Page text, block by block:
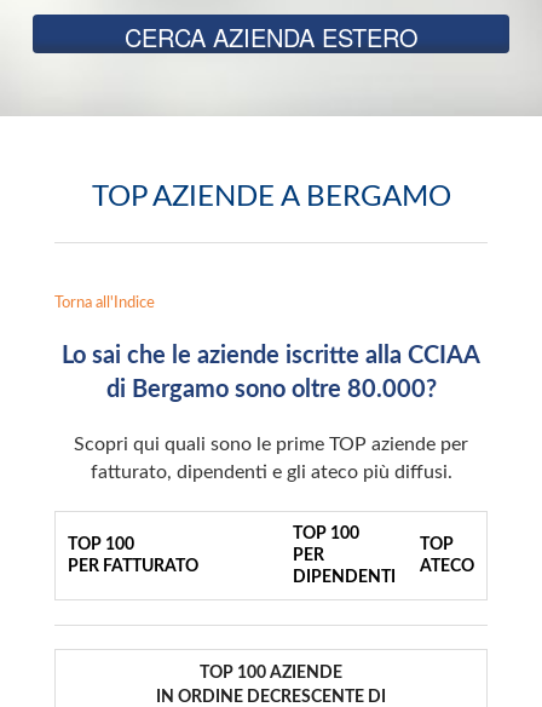
CERCA AZIENDA ESTERO
TOP AZIENDE A BERGAMO
Torna all'Indice
Lo sai che le aziende iscritte alla CCIAA
di Bergamo sono oltre 80.000?
Scopri qui quali sono le prime TOP aziende per
fatturato, dipendenti e gli ateco più diffusi.
TOP 100
PER FATTURATO
TOP 100
PER
DIPENDENTI
TOP
ATECO
TOP 100 AZIENDE
IN ORDINE DECRESCENTE DI